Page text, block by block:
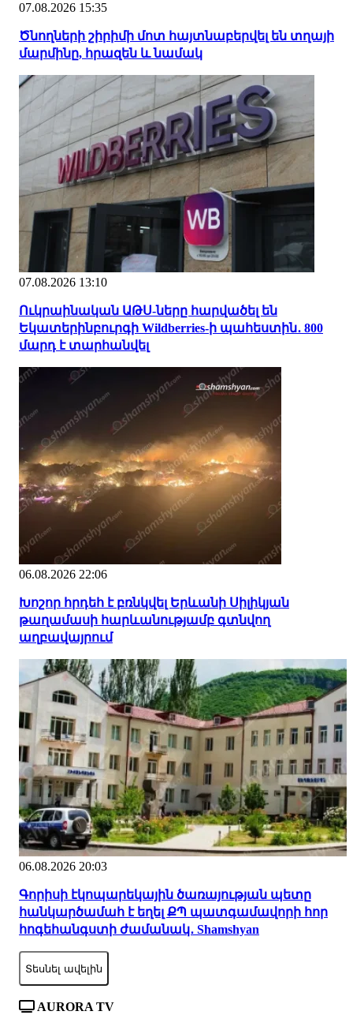
07.08.2026 15:35
Ծնողների շիրիմի մոտ հայտնաբերվել են տղայի
մարմինը, հրազեն և նամակ
07.08.2026 13:10
Ուկրաինական ԱԹՍ-ները հարվածել են
Եկատերինբուրգի Wildberries-ի պահեստին․ 800
մարդ է տարհանվել
06.08.2026 22:06
Խոշոր հրդեհ է բռնկվել Երևանի Սիլիկյան
թաղամասի հարևանությամբ գտնվող
աղբավայրում
06.08.2026 20:03
Գորիսի էկոպարեկային ծառայության պետը
հանկարծամահ է եղել ՔՊ պատգամավորի հոր
հոգեհանգստի ժամանակ․ Shamshyan
Տեսնել ավելին
AURORA TV